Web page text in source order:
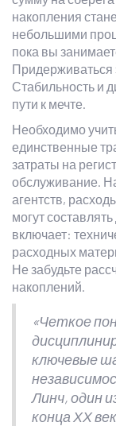
накопления
небольшими
пока вы
Придерживаться
Стабильность и
пути к мечте.
Необходимо
единственные
затраты на
обслуживание.
агентств,
могут
включает:
расходных
Не забудьте
накоплений.
«Четкое
ключевые
Линч, один
конца ХХ